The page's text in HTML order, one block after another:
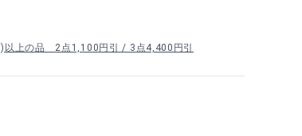
)以上の品 2点1,100円引 / 3点4,400円引